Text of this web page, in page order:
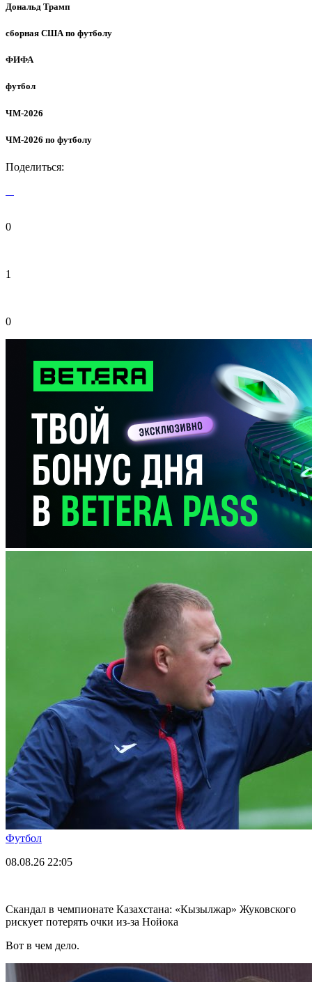
Дональд Трамп
сборная США по футболу
ФИФА
футбол
ЧМ-2026
ЧМ-2026 по футболу
Поделиться:
0
1
0
Футбол
08.08.26 22:05
Скандал в чемпионате Казахстана: «Кызылжар» Жуковского
рискует потерять очки из-за Нойока
Вот в чем дело.